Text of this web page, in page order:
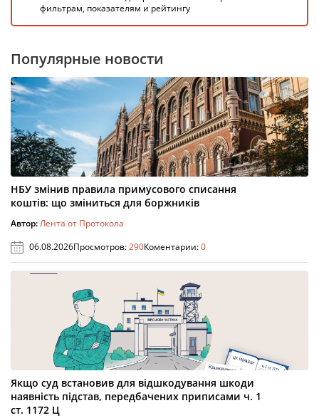
фильтрам, показателям и рейтингу
Популярные новости
НБУ змінив правила примусового списання
коштів: що зміниться для боржників
Автор:Лента от Протокола
06.08.2026Просмотров:290Коментарии:0
Якщо суд встановив для відшкодування шкоди
наявність підстав, передбачених приписами ч. 1
ст. 1172 Ц